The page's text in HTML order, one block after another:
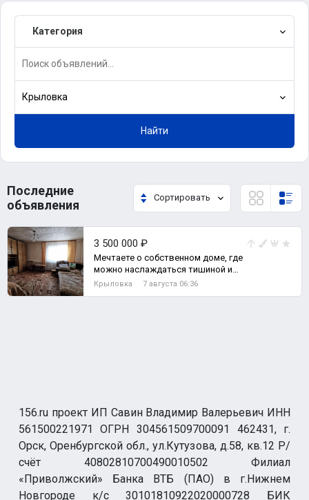
Категория
Крыловка
Найти
Последние
объявления
Сортировать
3 500 000 ₽
Мечтаете о собственном доме, где
можно наслаждаться тишиной и
природой, но при этом иметь все
Крыловка 7 августа 06:36
156.ru проект ИП Савин Владимир Валерьевич ИНН
561500221971 ОГРН 304561509700091 462431, г.
Орск, Оренбургской обл., ул.Кутузова, д.58, кв.12 Р/
счёт 40802810700490010502 Филиал
«Приволжский» Банка ВТБ (ПАО) в г.Нижнем
Новгороде к/с 30101810922020000728 БИК